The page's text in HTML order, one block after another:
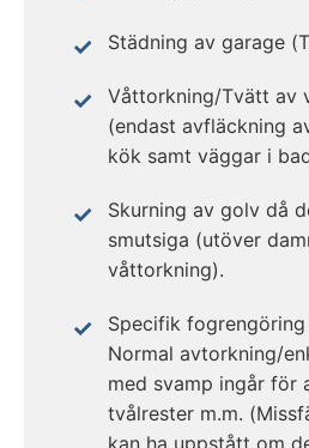
Städning av garage
Våttorkning/Tvätt av
(endast avfläckning
kök samt väggar i
Skurning av golv då
smutsiga (utöver
våttorkning).
Specifik fogrengöring
Normal avtorkning/
med svamp ingår för
tvålrester m.m.
kan ha uppstått om